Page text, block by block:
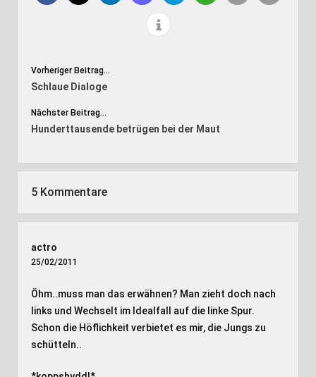
Vorheriger Beitrag...
Schlaue Dialoge
Nächster Beitrag...
Hunderttausende betrügen bei der Maut
5 Kommentare
actro
25/02/2011
Öhm..muss man das erwähnen? Man zieht doch nach
links und Wechselt im Idealfall auf die linke Spur.
Schon die Höflichkeit verbietet es mir, die Jungs zu
schütteln..